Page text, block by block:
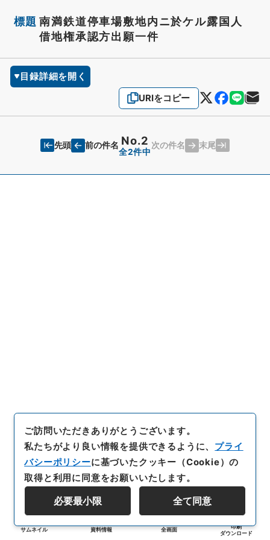
標題 南満鉄道停車場敷地内ニ於ケル露国人
借地権承認方出願一件
目録詳細を開く
URIをコピー
先頭 前の件名 No.2
全2件中
次の件名 末尾
サムネイル 資料情報 全画面
印刷
ダウンロード
ご訪問いただきありがとうございます。
私たちがより良い情報を提供できるように、 プライ
バシーポリシーに基づいたクッキー（Cookie）の
取得と利用に同意をお願いいたします。
必要最小限 全て同意